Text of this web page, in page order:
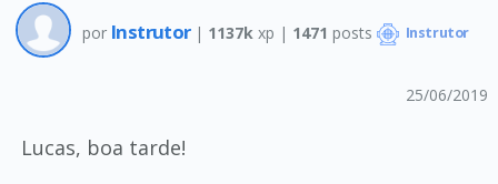
por Instrutor | 1137k xp | 1471 posts Instrutor
25/06/2019
Lucas, boa tarde!